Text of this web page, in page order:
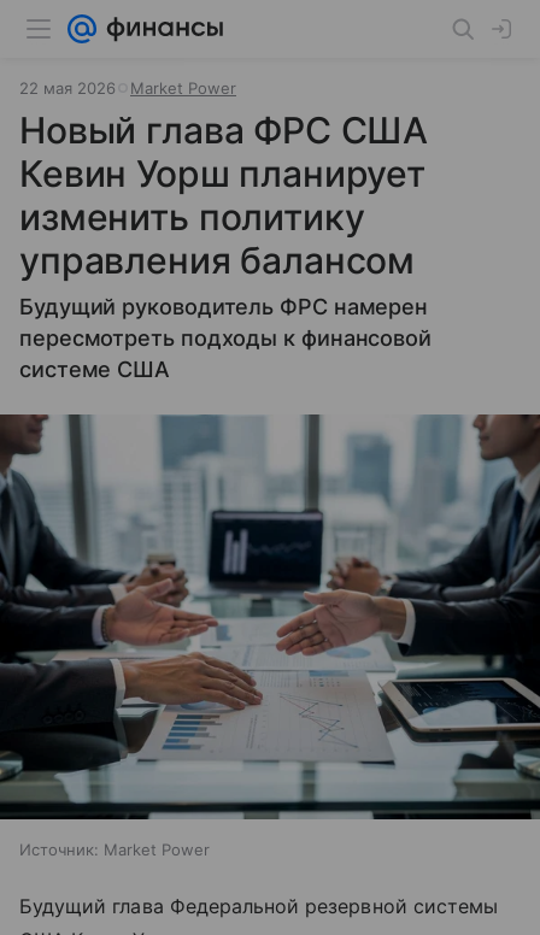
22 мая 2026 Market Power
Новый глава ФРС США
Кевин Уорш планирует
изменить политику
управления балансом
Будущий руководитель ФРС намерен
пересмотреть подходы к финансовой
системе США
Источник: Market Power
Будущий глава Федеральной резервной системы